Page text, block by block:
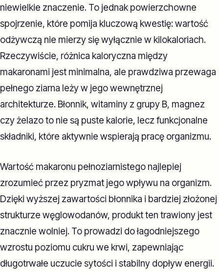
niewielkie znaczenie. To jednak powierzchowne
spojrzenie, które pomija kluczową kwestię: wartość
odżywczą nie mierzy się wyłącznie w kilokaloriach.
Rzeczywiście, różnica kaloryczna między
makaronami jest minimalna, ale prawdziwa przewaga
pełnego ziarna leży w jego wewnętrznej
architekturze. Błonnik, witaminy z grupy B, magnez
czy żelazo to nie są puste kalorie, lecz funkcjonalne
składniki, które aktywnie wspierają pracę organizmu.
Wartość makaronu pełnoziarnistego najlepiej
zrozumieć przez pryzmat jego wpływu na organizm.
Dzięki wyższej zawartości błonnika i bardziej złożonej
strukturze węglowodanów, produkt ten trawiony jest
znacznie wolniej. To prowadzi do łagodniejszego
wzrostu poziomu cukru we krwi, zapewniając
długotrwałe uczucie sytości i stabilny dopływ energii.